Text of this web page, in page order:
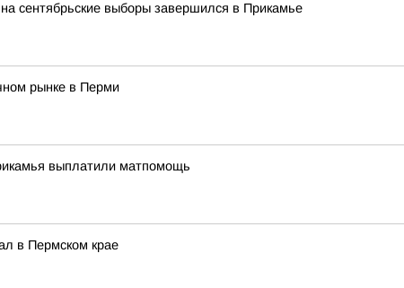
сентябрьские выборы завершился в Прикамье
рынке в Перми
выплатили матпомощь
в Пермском крае